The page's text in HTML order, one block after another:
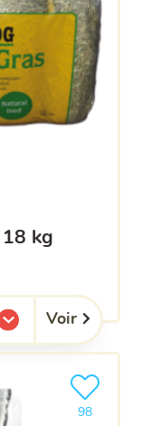
18 kg
Voir
98
Ajouter le
clients ont